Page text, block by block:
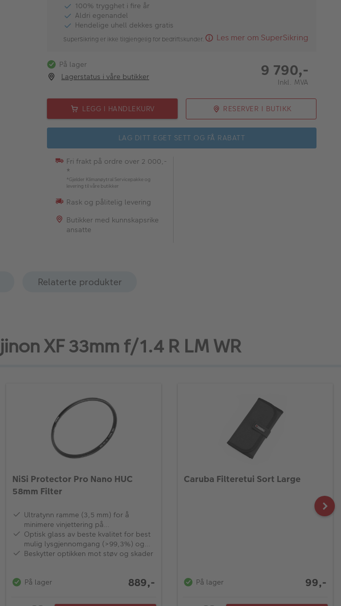
100% trygghet i fire år
Aldri egenandel
Hendelige uhell dekkes gratis
SuperSikring er ikke tilgjengelig for bedriftskunder. Les mer om SuperSikring
På lager
Lagerstatus i våre butikker
9 790,-
Inkl. MVA
LEGG I HANDLEKURV RESERVER I BUTIKK
LAG DITT EGET SETT OG FÅ RABATT
Fri frakt på ordre over 2 000,-
*
*Gjelder Klimanøytral Servicepakke og
levering til våre butikker
Rask og pålitelig levering
Butikker med kunnskapsrike
ansatte
Relaterte produkter
XF 33mm f/1.4 R LM WR
NiSi Protector Pro Nano HUC
58mm Filter
Ultratynn ramme (3,5 mm) for å
minimere vinjettering på
vidvinkelobjektiv
Optisk glass av beste kvalitet for best
mulig lysgjennomgang (>99,3%) og
med meget glatt overflate for minimal
Beskytter optikken mot støv og skader
På lager 889,-
Caruba Filteretui Sort Large
På lager 99,-